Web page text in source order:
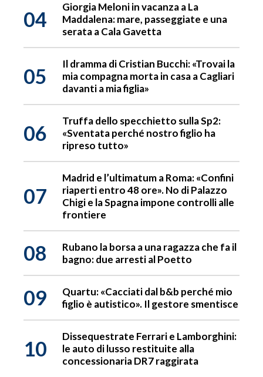
04
Giorgia Meloni in vacanza a La
Maddalena: mare, passeggiate e una
serata a Cala Gavetta
05
Il dramma di Cristian Bucchi: «Trovai la
mia compagna morta in casa a Cagliari
davanti a mia figlia»
06
Truffa dello specchietto sulla Sp2:
«Sventata perché nostro figlio ha
ripreso tutto»
07
Madrid e l’ultimatum a Roma: «Confini
riaperti entro 48 ore». No di Palazzo
Chigi e la Spagna impone controlli alle
frontiere
08
Rubano la borsa a una ragazza che fa il
bagno: due arresti al Poetto
09
Quartu: «Cacciati dal b&b perché mio
figlio è autistico». Il gestore smentisce
10
Dissequestrate Ferrari e Lamborghini:
le auto di lusso restituite alla
concessionaria DR7 raggirata